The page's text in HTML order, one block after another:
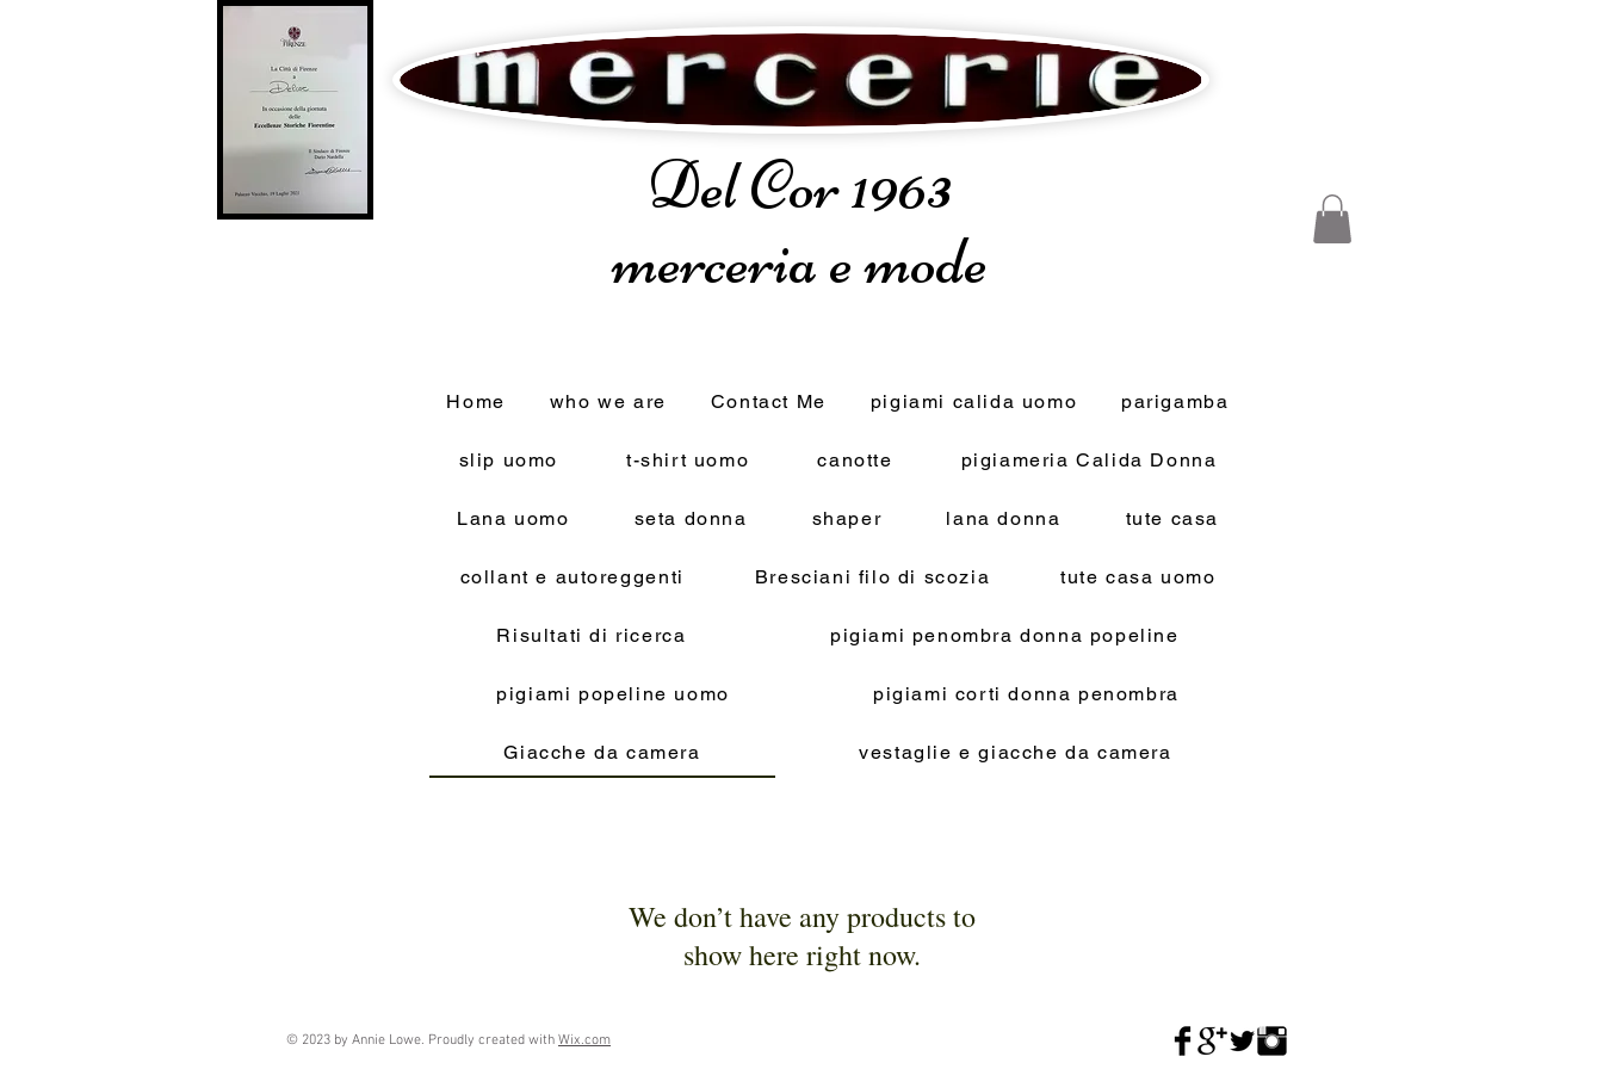
Del Cor 1963
merceria e mode
Home who we are Contact Me pigiami calida uomo parigamba
slip uomo t-shirt uomo canotte pigiameria Calida Donna
Lana uomo seta donna shaper lana donna tute casa
collant e autoreggenti Bresciani filo di scozia tute casa uomo
Risultati di ricerca pigiami penombra donna popeline
pigiami popeline uomo pigiami corti donna penombra
Giacche da camera vestaglie e giacche da camera
We don’t have any products to
show here right now.
© 2023 by Annie Lowe. Proudly created with Wix.com